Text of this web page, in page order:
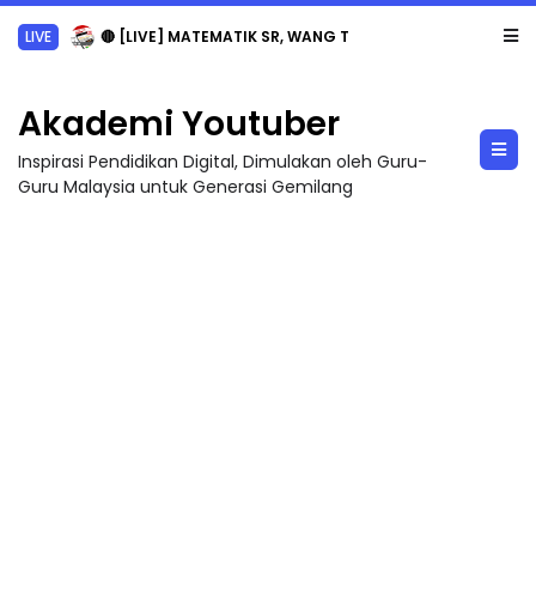
LIVE 🔴 [LIVE] MATEMATIK SR, WANG TAHUN 6 OLEH CIKGU ANITA #ALLINONE #141 #...
Akademi Youtuber
Inspirasi Pendidikan Digital, Dimulakan oleh Guru-
Guru Malaysia untuk Generasi Gemilang